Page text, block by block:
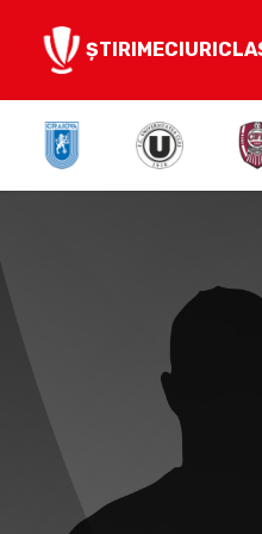
ȘTIRIMECIURI